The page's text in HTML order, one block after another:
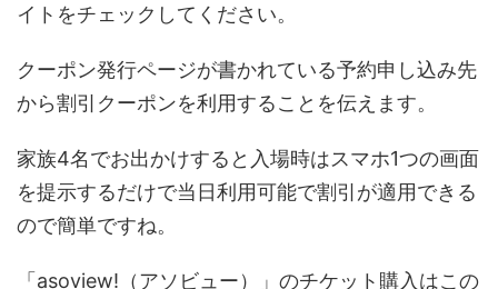
イトをチェックしてください。
クーポン発行ページが書かれている予約申し込み先
から割引クーポンを利用することを伝えます。
家族4名でお出かけすると入場時はスマホ1つの画面
を提示するだけで当日利用可能で割引が適用できる
ので簡単ですね。
「asoview!（アソビュー）」のチケット購入はこの